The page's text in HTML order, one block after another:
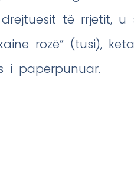
të rrjetit, u
rozë” (tusi),
i papërpunuar.